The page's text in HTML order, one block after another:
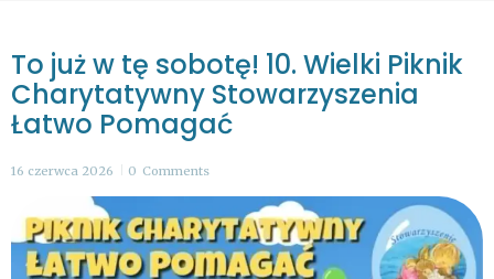
To już w tę sobotę! 10. Wielki Piknik
Charytatywny Stowarzyszenia
Łatwo Pomagać
16 czerwca 2026 0 Comments